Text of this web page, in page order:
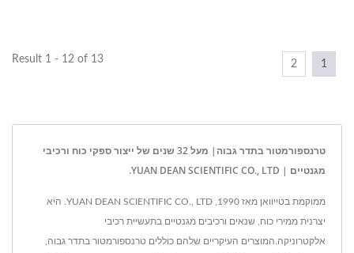
Result 1 - 12 of 13 1
2
טרנספורמטור בתדר גבוה| מעל 32 שנים של ייצור ספקי כוח ורכיבי
מגנטיים | YUAN DEAN SCIENTIFIC CO., LTD.
ממוקמת בטייוואן מאז 1990, YUAN DEAN SCIENTIFIC CO., LTD. היא
יצרנית ממירי כוח, שנאים ורכיבים מגנטיים בתעשיית רכיבי
אלקטרוניקה.המוצרים העיקריים שלהם כוללים טרנספורמטור בתדר גבוה,